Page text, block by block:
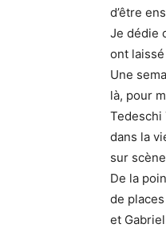
d’être
Je dédie
ont
Une
là, pour
Tedeschi
dans la
sur
De la
de
et